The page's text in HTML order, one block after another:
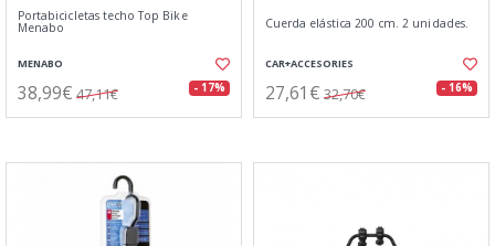
Portabicicletas techo Top Bike
Menabo
MENABO
38,99€ 47,11€ - 17%
Cuerda elástica 200 cm. 2 unidades.
CAR+ACCESORIES
27,61€ 32,70€ - 16%